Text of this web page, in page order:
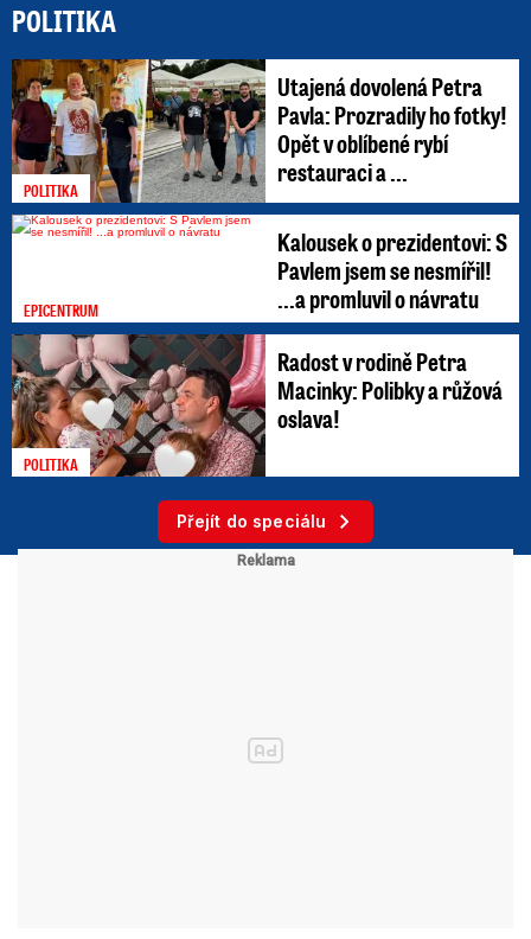
POLITIKA
POLITIKA
Utajená dovolená Petra
Pavla: Prozradily ho fotky!
Opět v oblíbené rybí
restauraci a ...
EPICENTRUM
Kalousek o prezidentovi: S
Pavlem jsem se nesmířil!
...a promluvil o návratu
POLITIKA
Radost v rodině Petra
Macinky: Polibky a růžová
oslava!
Přejít do speciálu